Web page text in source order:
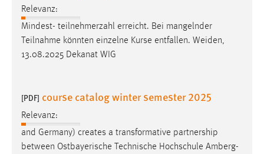
Relevanz:
Mindest- teilnehmerzahl erreicht. Bei mangelnder
Teilnahme könnten einzelne Kurse entfallen. Weiden,
13.08.2025 Dekanat WIG
[PDF] course catalog winter semester 2025
Relevanz:
and Germany) creates a transformative partnership
between Ostbayerische Technische Hochschule Amberg-
Name:
staticfilecache
Zweck:
Für performante Seitenauslieferung wird in diesem Cookie
Sprachpräferenz
site-language-preference